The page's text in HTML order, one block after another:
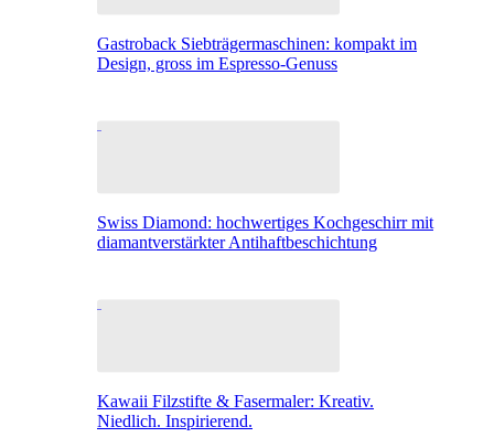
Gastroback Siebträgermaschinen: kompakt im
Design, gross im Espresso-Genuss
Swiss Diamond: hochwertiges Kochgeschirr mit
diamantverstärkter Antihaftbeschichtung
Kawaii Filzstifte & Fasermaler: Kreativ.
Niedlich. Inspirierend.